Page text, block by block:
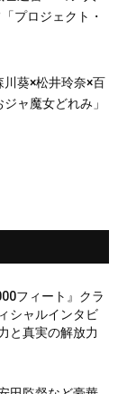
プロジェクト・
川葵×松井玲奈×百
ャ魔女どれみ」
フィート』クラ
シャルインタビ
と真実の解放力